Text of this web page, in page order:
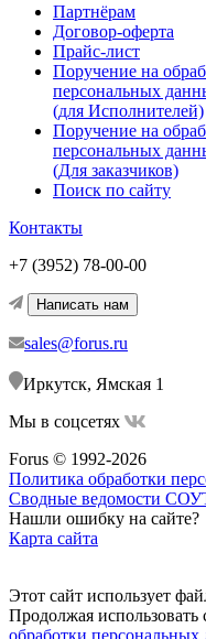
Партнёрам
Договор-оферта
Прайс-лист
Поручение на
персональных
(для Исполнителей)
Поручение на
персональных
(Для заказчиков)
Поиск по сайту
Контакты
+7 (3952) 78-00-00
Написать нам
sales@forus.ru
Иркутск, Ямская 1
Мы в соцсетях
Forus © 1992-2026
Политика обработки
Сводные ведомости
Нашли ошибку на сайте?
Карта сайта
Этот сайт использует
Продолжая использовать
обработки персональных